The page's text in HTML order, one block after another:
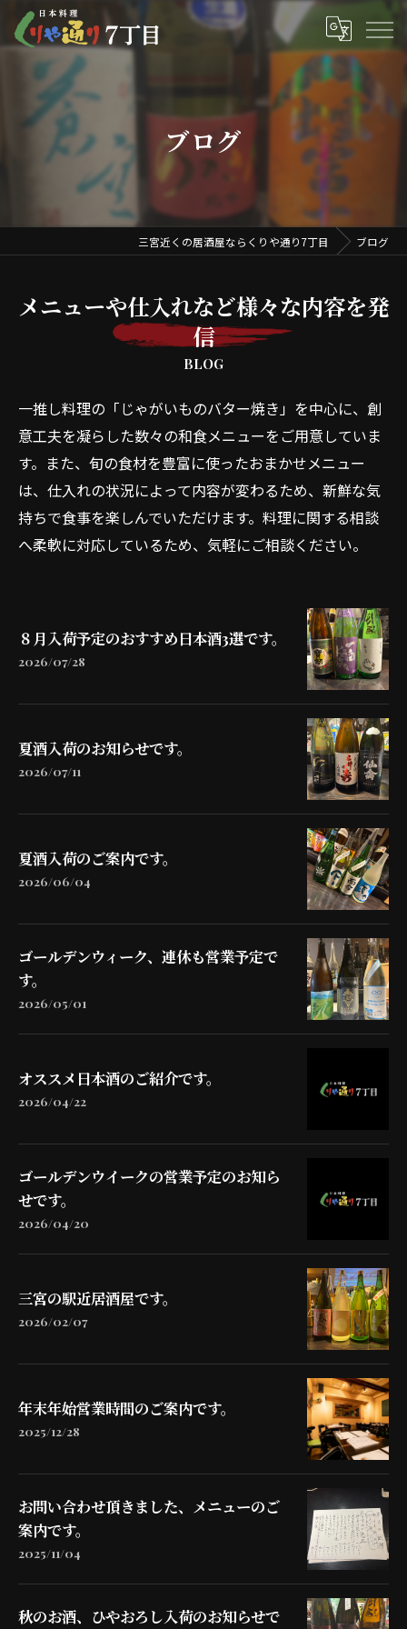
ブログ
三宮近くの居酒屋ならくりや通り7丁目 ブログ
メニューや仕入れなど様々な内容を発
信
BLOG
一推し料理の「じゃがいものバター焼き」を中心に、創
意工夫を凝らした数々の和食メニューをご用意していま
す。また、旬の食材を豊富に使ったおまかせメニュー
は、仕入れの状況によって内容が変わるため、新鮮な気
持ちで食事を楽しんでいただけます。料理に関する相談
へ柔軟に対応しているため、気軽にご相談ください。
８月入荷予定のおすすめ日本酒3選です。
2026/07/28
夏酒入荷のお知らせです。
2026/07/11
夏酒入荷のご案内です。
2026/06/04
ゴールデンウィーク、連休も営業予定で
す。
2026/05/01
オススメ日本酒のご紹介です。
2026/04/22
ゴールデンウイークの営業予定のお知ら
せです。
2026/04/20
三宮の駅近居酒屋です。
2026/02/07
年末年始営業時間のご案内です。
2025/12/28
お問い合わせ頂きました、メニューのご
案内です。
2025/11/04
秋のお酒、ひやおろし入荷のお知らせで